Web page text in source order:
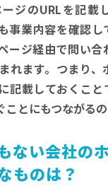
ジのURLを記載
事業内容を確認し
ージ経由で問い合
れます。つまり、
記載しておくこと
とにもつながるの
ない会社の
ものは？